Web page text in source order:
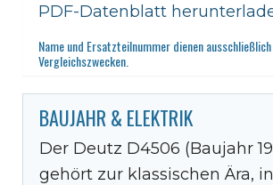
PDF-Datenblatt
Name und Ersatzteilnummer dienen
Vergleichszwecken.
BAUJAHR & ELEKTRIK
Der Deutz D4506 (Baujahr
gehört zur klassischen Ära,